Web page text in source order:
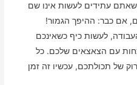
עתידים לעשות אינו שם
אם כבר: ההיפך הגמור!
לעשות כיף כשאינכם
עם הצאצאים שלכם. כל
של תכולתכם, עכשיו זה זמן